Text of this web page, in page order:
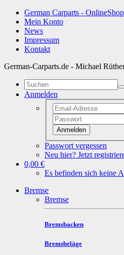
German Carparts -
Mein Konto
News
Impressum
Kontakt
German-Carparts.de - Michael
Anmelden
Anmelden
Passwort vergessen
Neu hier? Jetzt
0,00 €
Es befinden sich keine
Bremse
Bremse
Bremsbacken
Bremsbeläge